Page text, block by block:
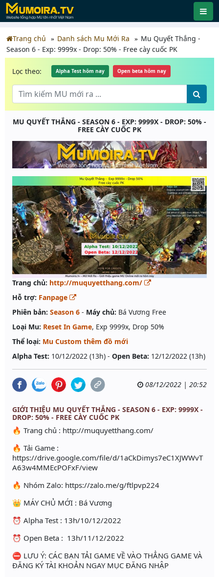
Trang chủ Danh sách Mu Mới Ra
Mu Quyết Thắng -
Season 6 - Exp: 9999x - Drop: 50% - Free cày cuốc PK
Lọc theo: Alpha Test hôm nay Open beta hôm nay
MU QUYẾT THẮNG - SEASON 6 - EXP: 9999X - DROP: 50% -
FREE CÀY CUỐC PK
Trang chủ: http://muquyetthang.com/
Hỗ trợ: Fanpage
Phiên bản: Season 6 - Máy chủ: Bá Vương Free
Loại Mu: Reset In Game, Exp 9999x, Drop 50%
Thể loại: Mu Custom thêm đồ mới
Alpha Test: 10/12/2022 (13h) - Open Beta: 12/12/2022 (13h)
08/12/2022 | 20:52
GIỚI THIỆU MU QUYẾT THẮNG - SEASON 6 - EXP: 9999X -
DROP: 50% - FREE CÀY CUỐC PK
🔥 Trang chủ : http://muquyetthang.com/
🔥 Tải Game :
https://drive.google.com/file/d/1aCkDimys7eC1XJWWvT
A63w4MMEcPOFxF/view
🔥 Nhóm Zalo: https://zalo.me/g/ftlpvp224
👑 MÁY CHỦ MỚI : Bá Vương
⏰ Alpha Test : 13h/10/12/2022
⏰ Open Beta : 13h/11/12/2022
⛔ LƯU Ý: CÁC BẠN TẢI GAME VỀ VÀO THẲNG GAME VÀ
ĐĂNG KÝ TÀI KHOẢN NGAY MỤC ĐĂNG NHẬP